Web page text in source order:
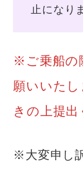
止になり
※ご乗船の
願いいた
きの上提
※大変申し